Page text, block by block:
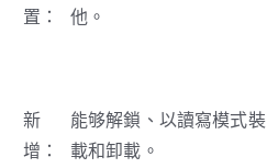
置：
他。
新
增：
能够解鎖、以讀寫模式裝
載和卸載。